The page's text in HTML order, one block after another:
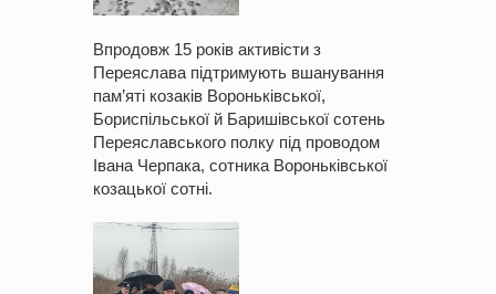
Впродовж 15 років активісти з
Переяслава підтримують вшанування
пам’яті козаків Вороньківської,
Бориспільської й Баришівської сотень
Переяславського полку під проводом
Івана Черпака, сотника Вороньківської
козацької сотні.